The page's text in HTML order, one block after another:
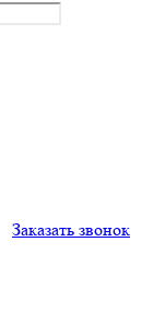
Заказать звонок